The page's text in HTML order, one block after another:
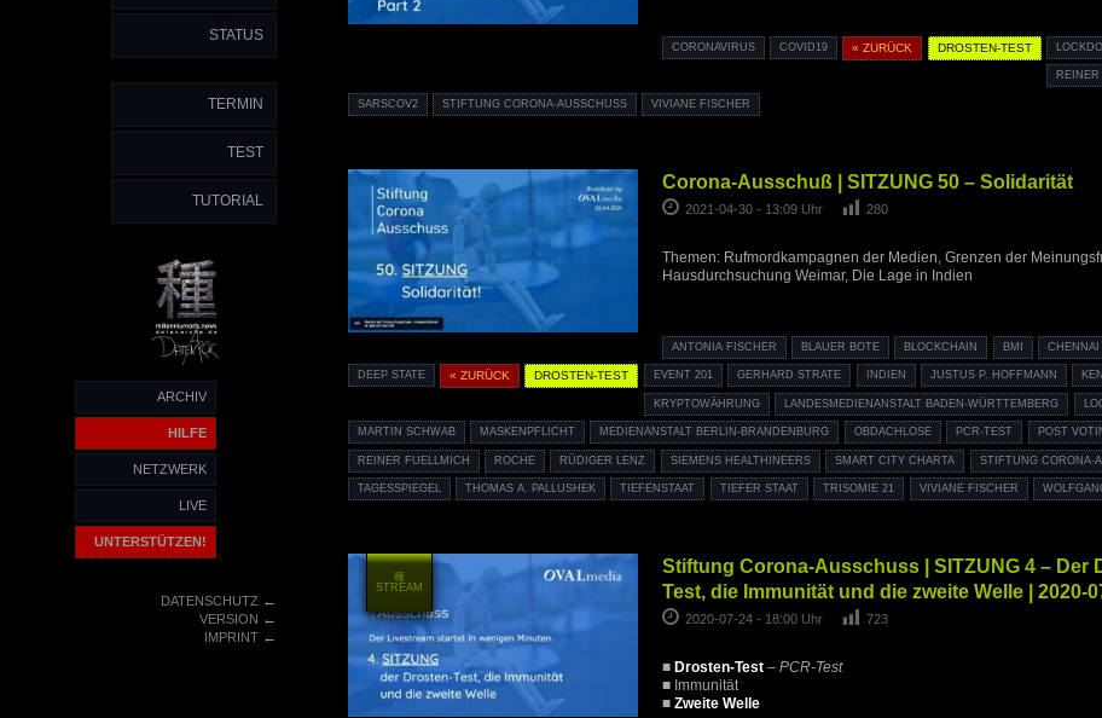
STATUS
TERMIN
TEST
TUTORIAL
ARCHIV
HILFE
NETZWERK
LIVE
UNTERSTÜTZEN!
DATENSCHUTZ←
VERSION ←
IMPRINT←
CORONAVIRUS COVID19 « ZURÜCK DROSTEN-TEST
REINER
SARSCOV2 STIFTUNG CORONA-AUSSCHUSS VIVIANE FISCHER
Corona-Ausschuß | SITZUNG 50 – Solidarität
2021-04-30 - 13:09 Uhr 280
Themen: Rufmordkampagnen der Medien, Grenzen der
Hausdurchsuchung Weimar, Die Lage in Indien
ANTONIA FISCHER BLAUER BOTE BLOCKCHAIN BMI CHENNAI
DEEP STATE « ZURÜCK DROSTEN-TEST EVENT 201 GERHARD STRATE INDIEN JUSTUS P. HOFFMANN
KRYPTOWÄHRUNG LANDESMEDIENANSTALT BADEN-WÜRTTEMBERG
MARTIN SCHWAB MASKENPFLICHT MEDIENANSTALT BERLIN-BRANDENBURG OBDACHLOSE PCR-TEST POST
REINER FUELLMICH ROCHE RÜDIGER LENZ SIEMENS HEALTHINEERS SMART CITY CHARTA STIFTUNG CORONA-
TAGESSPIEGEL THOMAS A. PALLUSHEK TIEFENSTAAT TIEFER STAAT TRISOMIE 21 VIVIANE FISCHER
Stiftung Corona-Ausschuss | SITZUNG 4 – Der
Test, die Immunität und die zweite Welle | 2020-
2020-07-24 - 18:00 Uhr 723
■ Drosten-Test– PCR-Test
■ Immunität
■ Zweite Welle
種
STREAM